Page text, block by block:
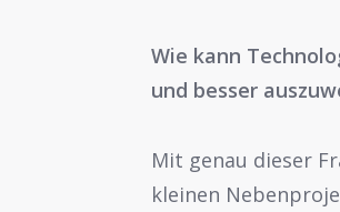
Wie kann
und besser
Mit genau dieser
kleinen